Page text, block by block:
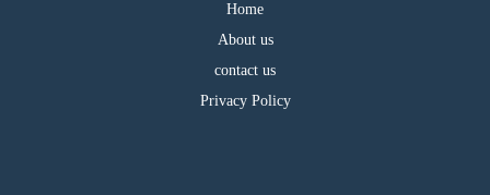
Home
About us
contact us
Privacy Policy